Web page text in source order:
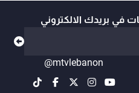
في بريدك الالكتروني
@mtvlebanon